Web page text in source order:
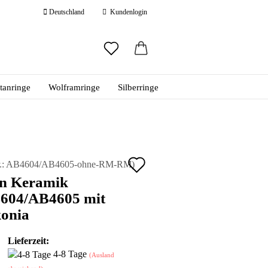
Deutschland Kundenlogin
erstellen
vergessen?
Wolframringe Silberringe
AB4604/AB4605-ohne-RM-RM)
Keramik
AB4605 mit
Lieferzeit:
4-8 Tage (Ausland